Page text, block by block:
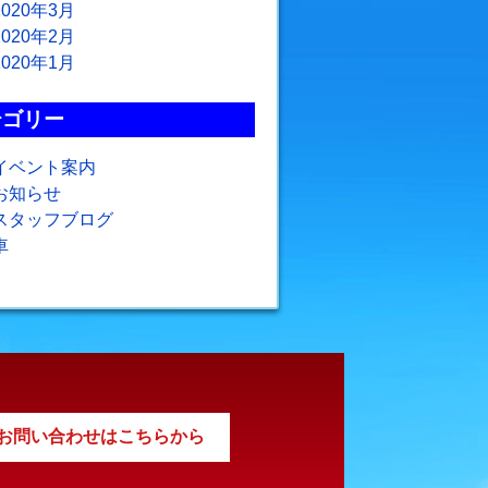
年3月
年2月
年1月
リー
ベント案内
知らせ
タッフブログ
問い合わせはこちらから